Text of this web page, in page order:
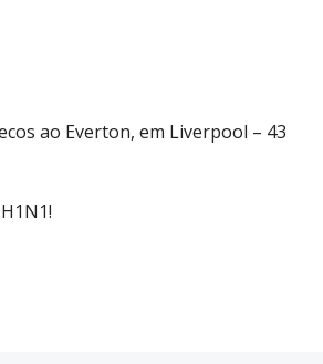
ao Everton, em Liverpool – 43